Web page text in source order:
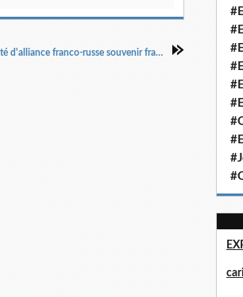
« Moscou de Gaulle traité d'alliance franco-russe souvenir franco-canadien à Lille Famille », La Croix du Nord, 12/12/1944.